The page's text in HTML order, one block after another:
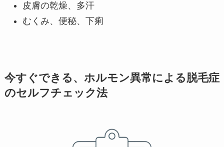
皮膚の乾燥、多汗
むくみ、便秘、下痢
今すぐできる、ホルモン異常による脱毛症
のセルフチェック法